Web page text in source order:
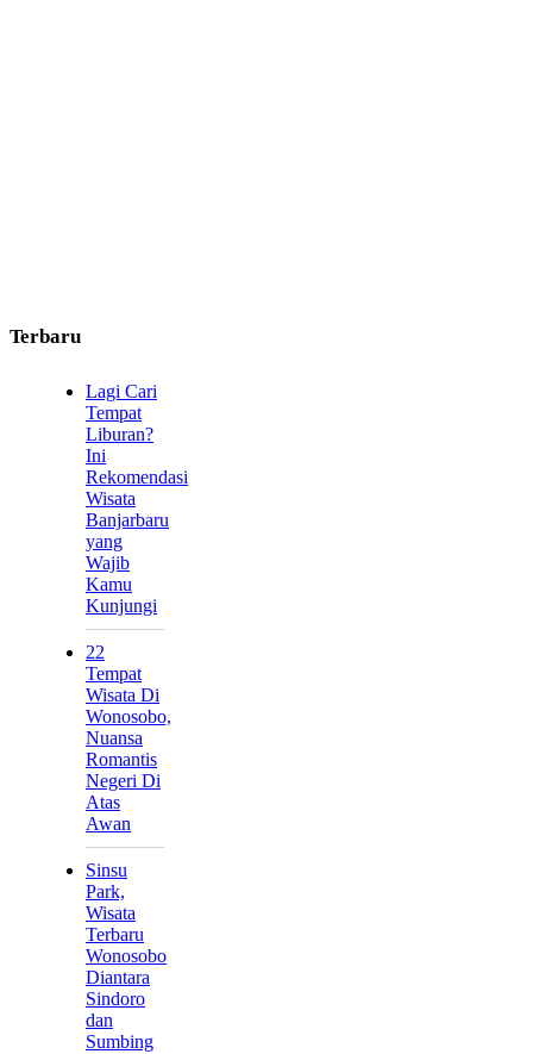
Terbaru
Lagi Cari
Tempat
Liburan?
Ini
Rekomendasi
Wisata
Banjarbaru
yang
Wajib
Kamu
Kunjungi
22
Tempat
Wisata Di
Wonosobo,
Nuansa
Romantis
Negeri Di
Atas
Awan
Sinsu
Park,
Wisata
Terbaru
Wonosobo
Diantara
Sindoro
dan
Sumbing